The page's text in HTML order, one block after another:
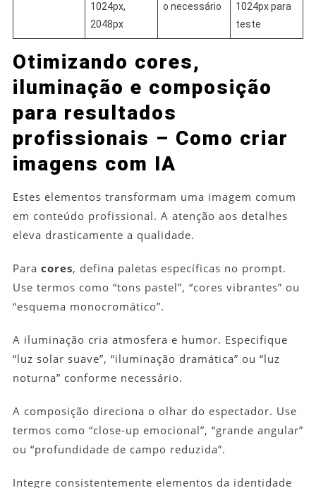
1024px,
2048px
o necessário
1024px para
teste
Otimizando cores,
iluminação e composição
para resultados
profissionais – Como criar
imagens com IA
Estes elementos transformam uma imagem comum
em conteúdo profissional. A atenção aos detalhes
eleva drasticamente a qualidade.
Para cores, defina paletas específicas no prompt.
Use termos como “tons pastel”, “cores vibrantes” ou
“esquema monocromático”.
A iluminação cria atmosfera e humor. Especifique
“luz solar suave”, “iluminação dramática” ou “luz
noturna” conforme necessário.
A composição direciona o olhar do espectador. Use
termos como “close-up emocional”, “grande angular”
ou “profundidade de campo reduzida”.
Integre consistentemente elementos da identidade